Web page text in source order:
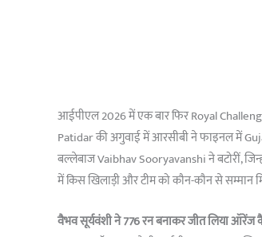
आईपीएल 2026 में एक बार फिर Royal
Patidar की अगुवाई में आरसीबी ने फाइनल में
बल्लेबाज Vaibhav Sooryavanshi ने बटोरीं,
में किस खिलाड़ी और टीम को कौन-कौन से सम्मान
वैभव सूर्यवंशी ने 776 रन बनाकर जीत लिया ऑरेंज